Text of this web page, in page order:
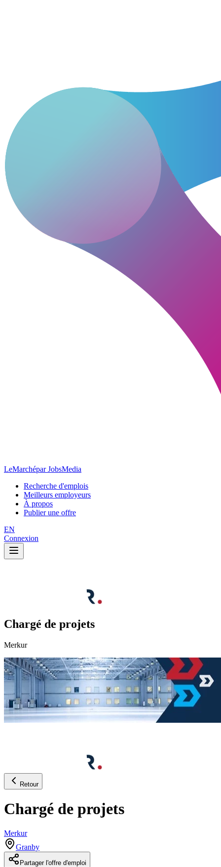
LeMarchépar JobsMedia
Recherche d'emplois
Meilleurs employeurs
À propos
Publier une offre
EN
Connexion
Chargé de projets
Merkur
Retour
Chargé de projets
Merkur
Granby
Partager l'offre d'emploi